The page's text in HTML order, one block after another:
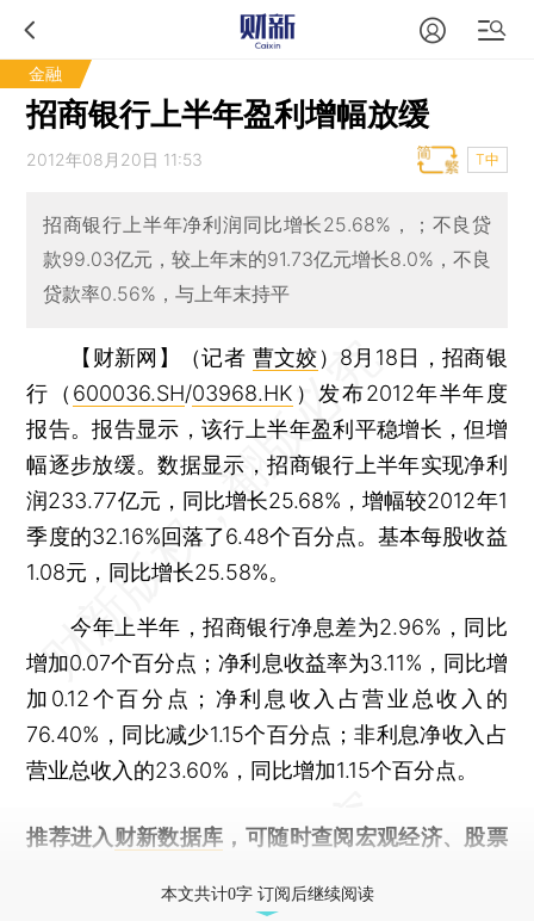
金融
招商银行上半年盈利增幅放缓
2012年08月20日 11:53 T中
招商银行上半年净利润同比增长25.68%，；不良贷
款99.03亿元，较上年末的91.73亿元增长8.0%，不良
贷款率0.56%，与上年末持平
【财新网】（记者 曹文姣） 8月18日，招商银
行（ 600036.SH/03968.HK ）发布2012年半年度
报告。报告显示，该行上半年盈利平稳增长，但增
幅逐步放缓。数据显示，招商银行上半年实现净利
润233.77亿元，同比增长25.68%，增幅较2012年1
季度的32.16%回落了6.48个百分点。基本每股收益
1.08元，同比增长25.58%。
今年上半年，招商银行净息差为2.96%，同比
增加0.07个百分点；净利息收益率为3.11%，同比增
加0.12个百分点；净利息收入占营业总收入的
76.40%，同比减少1.15个百分点；非利息净收入占
营业总收入的23.60%，同比增加1.15个百分点。
推荐进入 财新数据库 ，可随时查阅宏观经济、股票
本文共计0字 订阅后继续阅读